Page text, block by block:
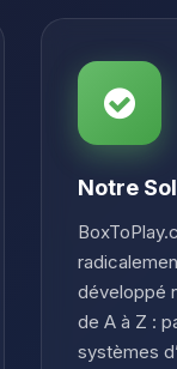
Notre
développé
de A à Z :
systèmes